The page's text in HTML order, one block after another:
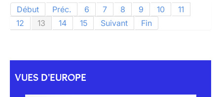
Début Préc. 6 7 8 9 10
11
12
13 14 15 Suivant Fin
VUES D'EUROPE